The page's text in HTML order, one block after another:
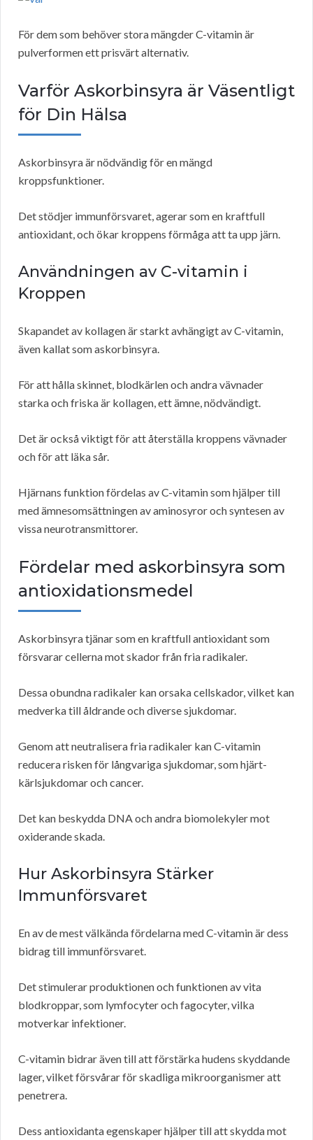
För dem som behöver stora mängder C-vitamin är
pulverformen ett prisvärt alternativ.
Varför Askorbinsyra är Väsentligt
för Din Hälsa
Askorbinsyra är nödvändig för en mängd
kroppsfunktioner.
Det stödjer immunförsvaret, agerar som en kraftfull
antioxidant, och ökar kroppens förmåga att ta upp järn.
Användningen av C-vitamin i
Kroppen
Skapandet av kollagen är starkt avhängigt av C-vitamin,
även kallat som askorbinsyra.
För att hålla skinnet, blodkärlen och andra vävnader
starka och friska är kollagen, ett ämne, nödvändigt.
Det är också viktigt för att återställa kroppens vävnader
och för att läka sår.
Hjärnans funktion fördelas av C-vitamin som hjälper till
med ämnesomsättningen av aminosyror och syntesen av
vissa neurotransmittorer.
Fördelar med askorbinsyra som
antioxidationsmedel
Askorbinsyra tjänar som en kraftfull antioxidant som
försvarar cellerna mot skador från fria radikaler.
Dessa obundna radikaler kan orsaka cellskador, vilket kan
medverka till åldrande och diverse sjukdomar.
Genom att neutralisera fria radikaler kan C-vitamin
reducera risken för långvariga sjukdomar, som hjärt-
kärlsjukdomar och cancer.
Det kan beskydda DNA och andra biomolekyler mot
oxiderande skada.
Hur Askorbinsyra Stärker
Immunförsvaret
En av de mest välkända fördelarna med C-vitamin är dess
bidrag till immunförsvaret.
Det stimulerar produktionen och funktionen av vita
blodkroppar, som lymfocyter och fagocyter, vilka
motverkar infektioner.
C-vitamin bidrar även till att förstärka hudens skyddande
lager, vilket försvårar för skadliga mikroorganismer att
penetrera.
Dess antioxidanta egenskaper hjälper till att skydda mot